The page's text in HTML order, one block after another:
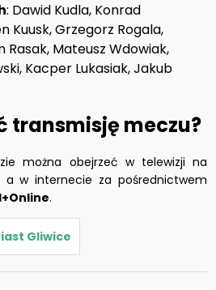
: Dawid Kudla, Konrad
Kuusk, Grzegorz Rogala,
Rasak, Mateusz Wdowiak,
Kacper Lukasiak, Jakub
transmisję meczu?
można obejrzeć w telewizji na
a w internecie za pośrednictwem
.
Gliwice